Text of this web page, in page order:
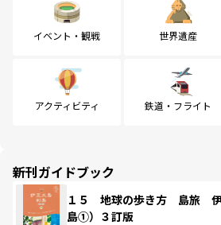
イベント・観戦 世界遺産
アクティビティ 鉄道・フライト
新刊ガイドブック
１５ 地球の歩き方 島旅
島①）３訂版